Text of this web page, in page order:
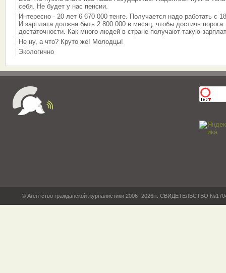
себя. Не будет у нас пенсии.
Интересно - 20 лет 6 670 000 тенге. Получается надо работать с
И зарплата должна быть 2 800 000 в месяц, чтобы достичь порога
достаточности. Как много людей в стране получают такую
Не ну, а что? Круто же! Молодцы!
Экологично
© Агентство гражданской журналистики 2006- 2026гг. СВИДЕТЕЛЬСТВО